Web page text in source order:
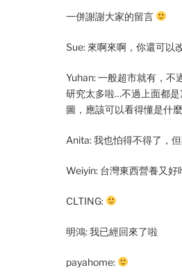
一併謝謝大家的留言
Sue: 來啊來啊，你還可以
Yuhan: 一般超市就有，不
研究太多啦…不過上面都
圖，應該可以看得懂是什
Anita: 我也怕得不得了，
Weiyin: 台灣東西營養又好
CLTING:
明鴻: 我已經回來了啦
payahome: